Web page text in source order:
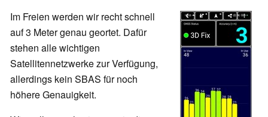
Im Freien werden wir recht schnell
auf 3 Meter genau geortet. Dafür
stehen alle wichtigen
Satellitennetzwerke zur Verfügung,
allerdings kein SBAS für noch
höhere Genauigkeit.